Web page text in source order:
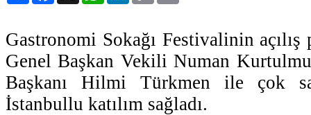
Gastronomi Sokağı Festivalinin
Genel Başkan Vekili Numan
Başkanı Hilmi Türkmen ile çok
İstanbullu katılım sağladı.